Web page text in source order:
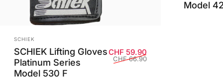
Anbieter:
SCHIEK
SCHIEK Lifting Gloves
Platinum Series
Model 530 F
Verkaufspreis
CHF 59.90Normaler Preis
CHF 66.90
Model